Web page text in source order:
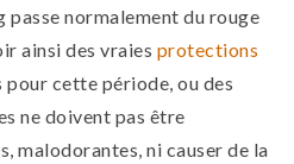
passe normalement du rouge
ainsi des vraies protections
cette période, ou des
ne doivent pas être
malodorantes, ni causer de la